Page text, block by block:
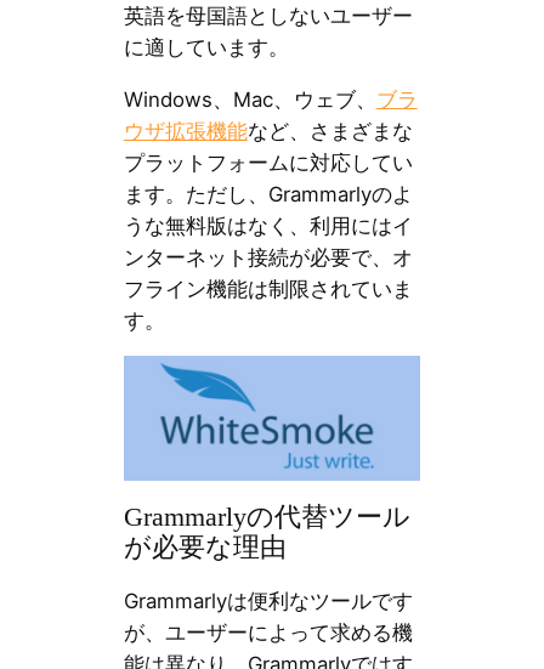
英語を母国語としないユーザー
に適しています。
Windows、Mac、ウェブ、 ブラ
ウザ拡張機能など、さまざまな
プラットフォームに対応してい
ます。ただし、Grammarlyのよ
うな無料版はなく、利用にはイ
ンターネット接続が必要で、オ
フライン機能は制限されていま
す。
Grammarlyの代替ツール
が必要な理由
Grammarlyは便利なツールです
が、ユーザーによって求める機